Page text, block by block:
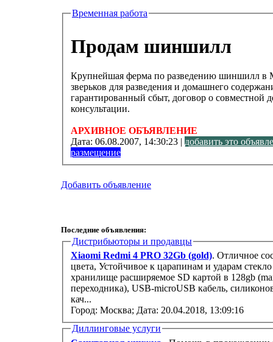
Временная работа
Продам шиншилл
Крупнейшая ферма по разведению шиншилл в
зверьков для разведения и домашнего содержания.
гарантированный сбыт, договор о совместной
консультации.
АРХИВНОЕ ОБЪЯВЛЕНИЕ
Дата: 06.08.2007, 14:30:23 | добавить это
размещение
Добавить объявление
Последние объявления:
Дистрибьюторы и продавцы
Xiaomi Redmi 4 PRO 32Gb (gold). Отличное
цвета, Устойчивое к царапинам и ударам
хранилище расширяемое SD картой в 128gb
переходника), USB-microUSB кабель,
кач...
Город: Москва; Дата: 20.04.2018, 13:09:16
Диллинговые услуги